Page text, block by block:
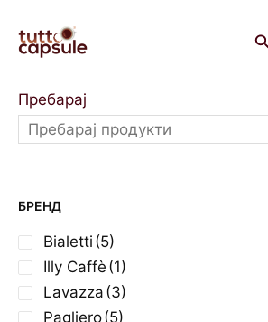
content
Пребарај
БРЕНД
Bialetti (5)
Illy Caffè (1)
Lavazza (3)
Pagliero(5)